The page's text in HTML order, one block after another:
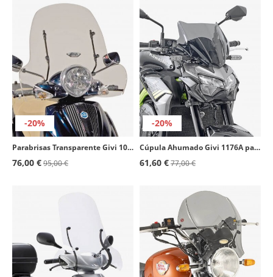
-20%
Parabrisas Transparente Givi 103A para Piaggio Beverly Tourer 125/250/300/400 (08-10)
76,00 €95,00 €
-20%
Cúpula Ahumado Givi 1176A para CFMOTO 650 NK (21-24), Honda CB 500 F (19-23), Kawasaki Z 900 (20-24)
61,60 €77,00 €